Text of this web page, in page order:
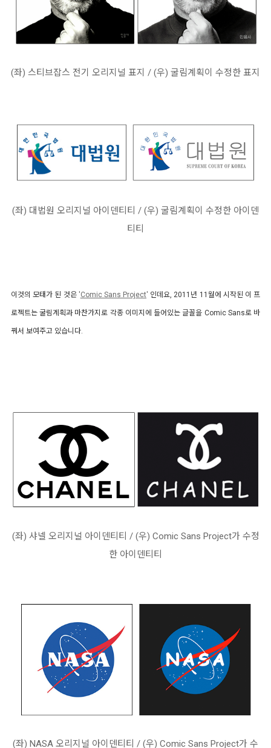
(좌) 스티브잡스 전기 오리지널 표지 / (우) 굴림계획이 수정한 표지
(좌) 대법원 오리지널 아이덴티티 / (우) 굴림계획이 수정한 아이덴
티티
이것의 모태가 된 것은'Comic Sans Project' 인데요, 2011년 11월에 시작된 이 프
로젝트는 굴림계획과 마찬가지로 각종 이미지에 들어있는 글꼴을 Comic Sans로 바
꿔서 보여주고 있습니다.
(좌) 샤넬 오리지널 아이덴티티 / (우) Comic Sans Project가 수정
한 아이덴티티
(좌) NASA 오리지널 아이덴티티 / (우) Comic Sans Project가 수